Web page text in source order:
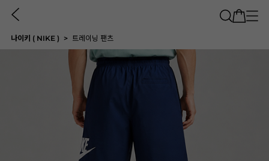
나이키 ( NIKE ) 트레이닝 팬츠